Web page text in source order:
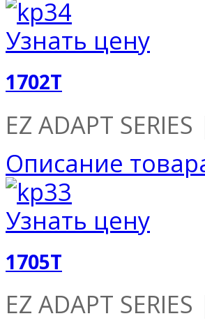
Узнать цену
1702T
EZ ADAPT
Описание
Узнать цену
1705T
EZ ADAPT